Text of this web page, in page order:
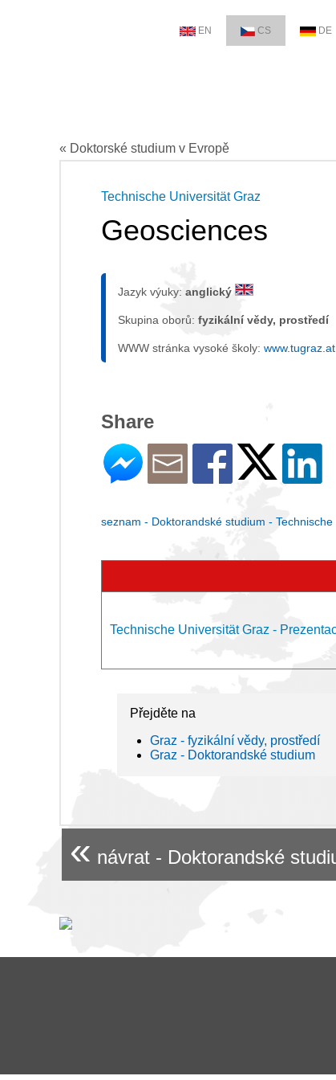
EN CS DE
« Doktorské studium v Evropě
Technische Universität Graz
Geosciences
Jazyk výuky: anglický
Skupina oborů: fyzikální vědy, prostředí
WWW stránka vysoké školy: www.tugraz.at
Share
seznam - Doktorandské studium -
Technische Universität Graz -
Přejděte na
Graz - fyzikální vědy, prostředí
Graz - Doktorandské studium
« návrat - Doktorandské